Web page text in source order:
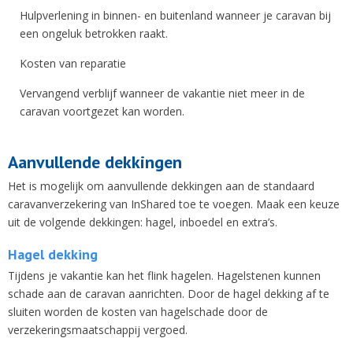
Hulpverlening in binnen- en buitenland wanneer je caravan bij
een ongeluk betrokken raakt.
Kosten van reparatie
Vervangend verblijf wanneer de vakantie niet meer in de
caravan voortgezet kan worden.
Aanvullende dekkingen
Het is mogelijk om aanvullende dekkingen aan de standaard
caravanverzekering van InShared toe te voegen. Maak een keuze
uit de volgende dekkingen: hagel, inboedel en extra’s.
Hagel dekking
Tijdens je vakantie kan het flink hagelen. Hagelstenen kunnen
schade aan de caravan aanrichten. Door de hagel dekking af te
sluiten worden de kosten van hagelschade door de
verzekeringsmaatschappij vergoed.